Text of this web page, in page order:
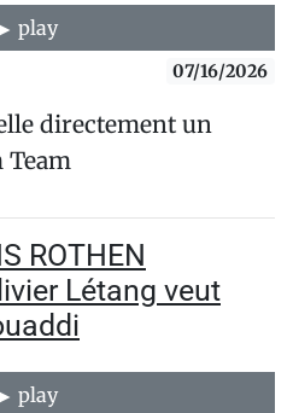
play
07/16/2026
directement un
Team
ROTHEN
Létang veut
play